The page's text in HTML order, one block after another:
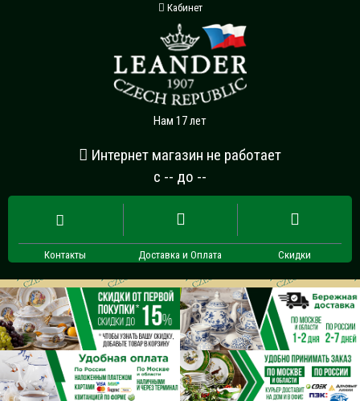
Кабинет
Нам 17 лет
Интернет магазин не работает
с -- до --
Контакты Доставка и Оплата Скидки